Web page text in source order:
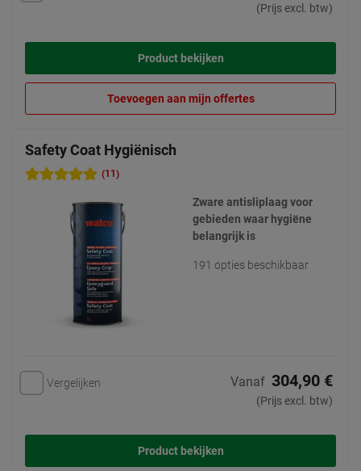
(Prijs excl. btw)
Product bekijken
Toevoegen aan mijn offertes
Safety Coat Hygiënisch
(11)
Zware antisliplaag voor
gebieden waar hygiëne
belangrijk is
191 opties beschikbaar
Vergelijken Vanaf 304,90 €
(Prijs excl. btw)
Product bekijken